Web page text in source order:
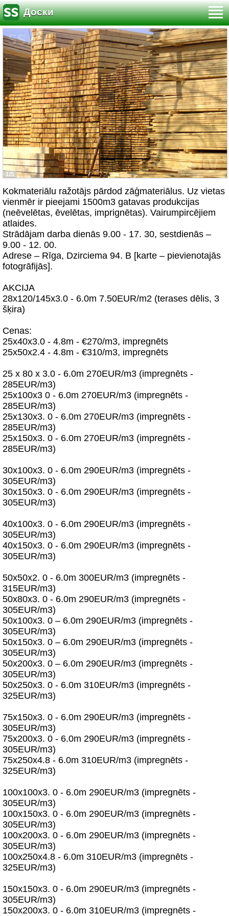
Доски
1/5
Kokmateriālu ražotājs pārdod zāģmateriālus. Uz vietas
vienmēr ir pieejami 1500m3 gatavas produkcijas
(neēvelētas, ēvelētas, imprignētas). Vairumpircējiem
atlaides.
Strādājam darba dienās 9.00 - 17. 30, sestdienās –
9.00 - 12. 00.
Adrese – Rīga, Dzirciema 94. B [karte – pievienotajās
fotogrāfijās].
AKCIJA
28x120/145x3.0 - 6.0m 7.50EUR/m2 (terases dēlis, 3
šķira)
Cenas:
25x40x3.0 - 4.8m - €270/m3, impregnēts
25x50x2.4 - 4.8m - €310/m3, impregnēts
25 x 80 x 3.0 - 6.0m 270EUR/m3 (impregnēts -
285EUR/m3)
25x100x3 0 - 6.0m 270EUR/m3 (impregnēts -
285EUR/m3)
25x130x3. 0 - 6.0m 270EUR/m3 (impregnēts -
285EUR/m3)
25x150x3. 0 - 6.0m 270EUR/m3 (impregnēts -
285EUR/m3)
30x100x3. 0 - 6.0m 290EUR/m3 (impregnēts -
305EUR/m3)
30x150x3. 0 - 6.0m 290EUR/m3 (impregnēts -
305EUR/m3)
40x100x3. 0 - 6.0m 290EUR/m3 (impregnēts -
305EUR/m3)
40x150x3. 0 - 6.0m 290EUR/m3 (impregnēts -
305EUR/m3)
50x50x2. 0 - 6.0m 300EUR/m3 (impregnēts -
315EUR/m3)
50x80x3. 0 - 6.0m 290EUR/m3 (impregnēts -
305EUR/m3)
50x100x3. 0 – 6.0m 290EUR/m3 (impregnēts -
305EUR/m3)
50x150x3. 0 – 6.0m 290EUR/m3 (impregnēts -
305EUR/m3)
50x200x3. 0 – 6.0m 290EUR/m3 (impregnēts -
305EUR/m3)
50x250x3. 0 - 6.0m 310EUR/m3 (impregnēts -
325EUR/m3)
75x150x3. 0 - 6.0m 290EUR/m3 (impregnēts -
305EUR/m3)
75x200x3. 0 - 6.0m 290EUR/m3 (impregnēts -
305EUR/m3)
75x250x4.8 - 6.0m 310EUR/m3 (impregnēts -
325EUR/m3)
100x100x3. 0 - 6.0m 290EUR/m3 (impregnēts -
305EUR/m3)
100x150x3. 0 - 6.0m 290EUR/m3 (impregnēts -
305EUR/m3)
100x200x3. 0 - 6.0m 290EUR/m3 (impregnēts -
305EUR/m3)
100x250x4.8 - 6.0m 310EUR/m3 (impregnēts -
325EUR/m3)
150x150x3. 0 - 6.0m 290EUR/m3 (impregnēts -
305EUR/m3)
150x200x3. 0 - 6.0m 310EUR/m3 (impregnēts -